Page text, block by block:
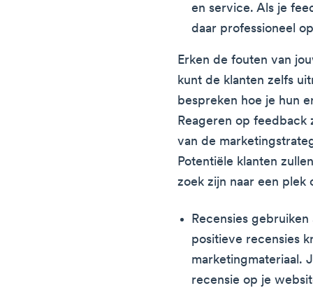
en service. Als je
daar professioneel
Erken de fouten van
kunt de klanten zelfs
bespreken hoe je hun
Reageren op
van de
Potentiële klanten
zoek zijn naar een plek
Recensies
positieve recensies
marketingmateriaal.
recensie op je